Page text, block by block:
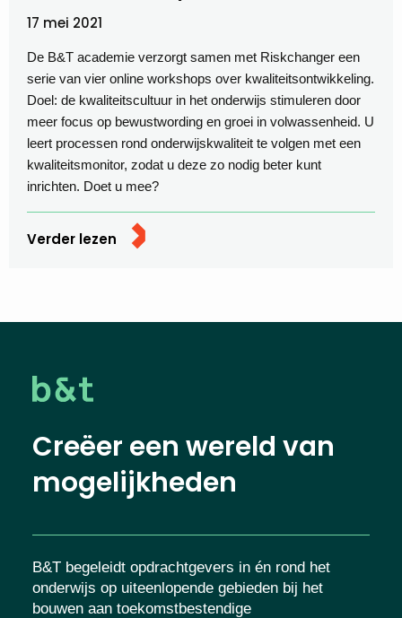
17 mei 2021
De B&T academie verzorgt samen met Riskchanger een
serie van vier online workshops over kwaliteitsontwikkeling.
Doel: de kwaliteitscultuur in het onderwijs stimuleren door
meer focus op bewustwording en groei in volwassenheid. U
leert processen rond onderwijskwaliteit te volgen met een
kwaliteitsmonitor, zodat u deze zo nodig beter kunt
inrichten. Doet u mee?
Verder lezen
Creëer een wereld van
mogelijkheden
B&T begeleidt opdrachtgevers in én rond het
onderwijs op uiteenlopende gebieden bij het
bouwen aan toekomstbestendige